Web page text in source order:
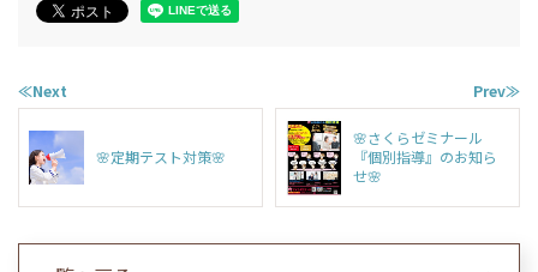
≪Next
🌸定期テスト対策🌸
Prev≫
🌸さくらゼミナール
『個別指導』のお知ら
せ🌸